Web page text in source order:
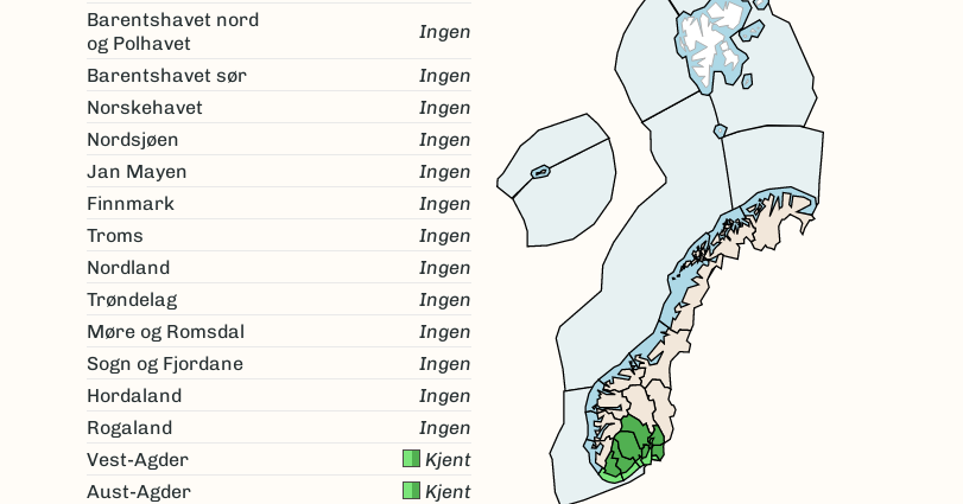
Barentshavet nord
og Polhavet
Ingen
Barentshavet sør
Ingen
Norskehavet
Ingen
Nordsjøen
Ingen
Jan Mayen
Ingen
Finnmark
Ingen
Troms
Ingen
Nordland
Ingen
Trøndelag
Ingen
Møre og Romsdal
Ingen
Sogn og Fjordane
Ingen
Hordaland
Ingen
Rogaland
Ingen
Vest-Agder
Kjent
Aust-Agder
Kjent